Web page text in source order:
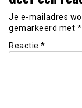
Je e-mailadres
gemarkeerd met *
Reactie *